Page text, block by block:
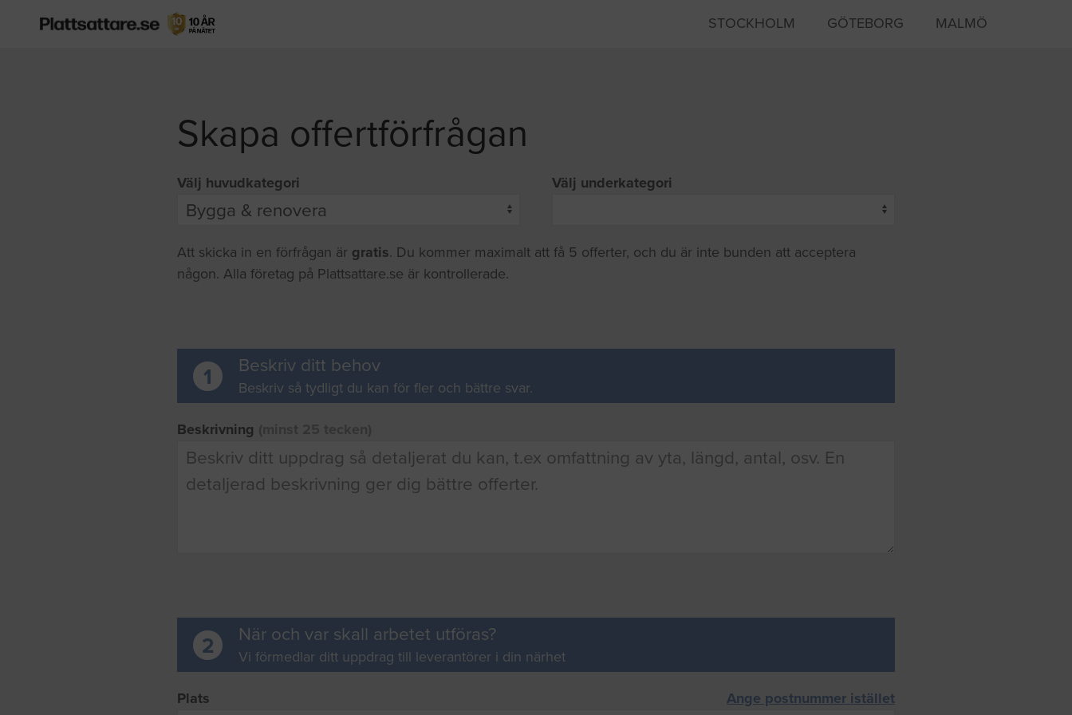
STOCKHOLM GÖTEBORG MALMÖ
Skapa offertförfrågan
Välj huvudkategori Välj underkategori
Att skicka in en förfrågan är gratis. Du kommer maximalt att få 5 offerter, och du är inte bunden att acceptera
någon. Alla företag på Plattsattare.se är kontrollerade.
1 Beskriv ditt behov
Beskriv så tydligt du kan för fler och bättre svar.
Beskrivning
2 När och var skall arbetet utföras?
Vi förmedlar ditt uppdrag till leverantörer i din närhet
Plats Ange postnummer istället